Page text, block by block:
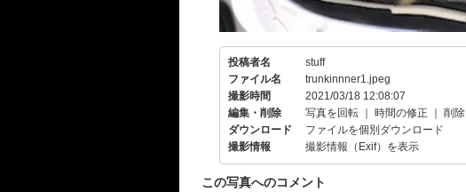
投稿者名
stuff
ファイル名
trunkinnner1.jpeg
撮影時間
2021/03/18 12:08:07
編集・削除
写真を回転 時間の修正
削除
ダウンロード
ファイルを個別ダウンロード
撮影情報
撮影情報（Exif）を表示
この写真へのコメント